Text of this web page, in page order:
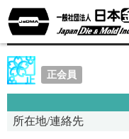
株式会社狭山金
正会員
所在地/連絡先